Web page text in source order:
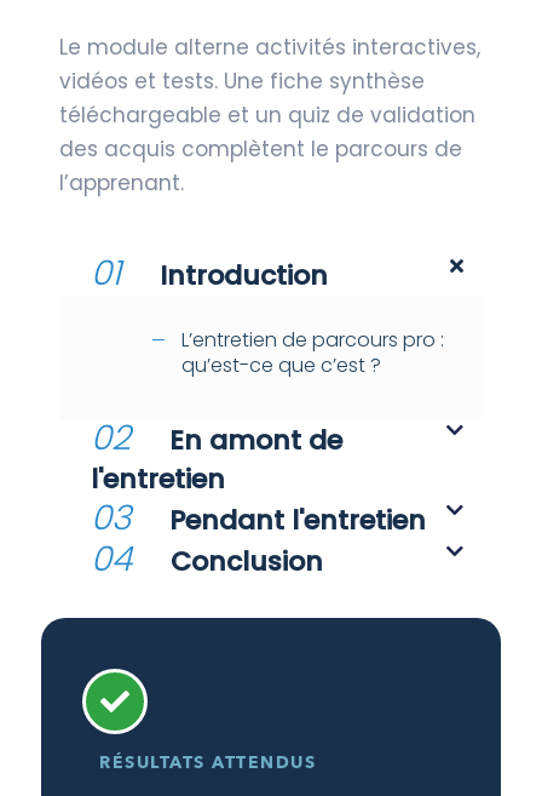
Le module alterne activités interactives,
vidéos et tests. Une fiche synthèse
téléchargeable et un quiz de validation
des acquis complètent le parcours de
l’apprenant.
01 Introduction
L’entretien de parcours pro :
qu’est-ce que c’est ?
02
En amont de
l'entretien
03 Pendant l'entretien
04 Conclusion
RÉSULTATS ATTENDUS